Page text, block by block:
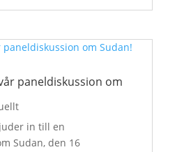
paneldiskussion om
in till en
Sudan, den 16